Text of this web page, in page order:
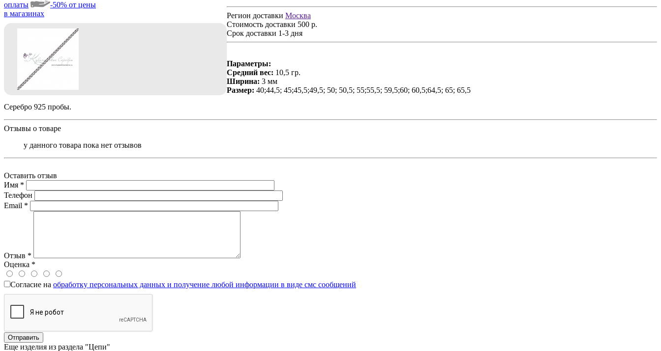
оплаты
-50% от цены
в магазинах
Регион доставки Москва
Стоимость доставки 500 р.
Срок доставки 1-3 дня
Параметры:
Средний вес: 10,5 гр.
Ширина: 3 мм
Размер: 40;44,5; 45;45,5;49,5; 50; 50,5; 55;55,5; 59,5;60; 60,5;64,5; 65; 65,5
Серебро 925 пробы.
Отзывы о товаре
у данного товара пока нет отзывов
Оставить отзыв
Имя *
Телефон
Email *
Отзыв *
Оценка *
Согласие на обработку персональных данных и получение любой информации в виде смс сообщений
Еще изделия из раздела "Цепи"